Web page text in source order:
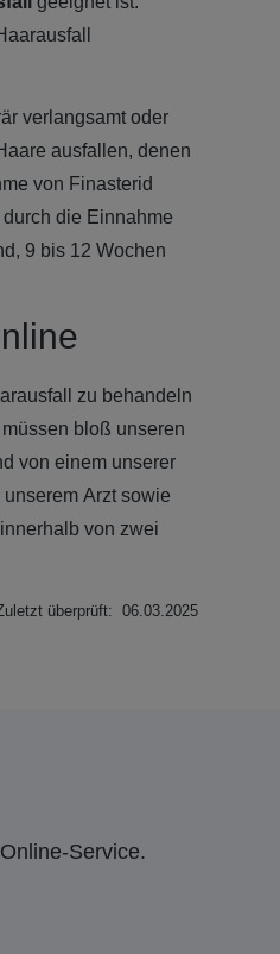
verlangsamt oder
ausfallen, denen
von Finasterid
die Einnahme
9 bis 12 Wochen
zu behandeln
bloß unseren
von einem unserer
Arzt sowie
von zwei
überprüft: 06.03.2025
Service.